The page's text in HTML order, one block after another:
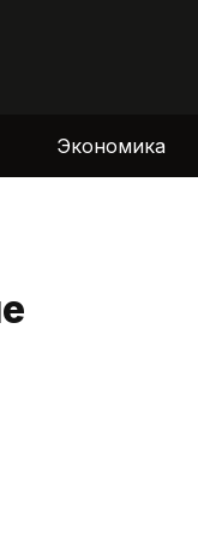
Экономика